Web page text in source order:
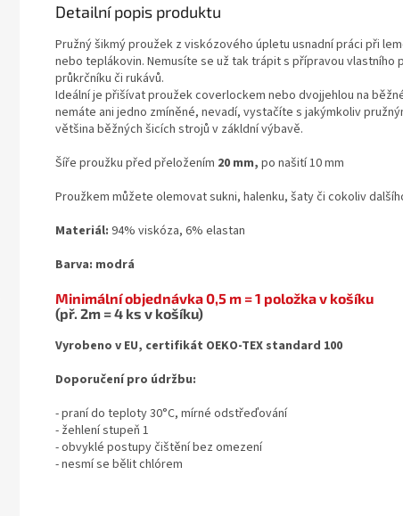
Detailní popis produktu
Pružný šikmý proužek z viskózového úpletu usnadní práci při
nebo teplákovin. Nemusíte se už tak trápit s přípravou vlastního
průkrčníku či rukávů.
Ideální je přišívat proužek coverlockem nebo dvojjehlou na
nemáte ani jedno zmíněné, nevadí, vystačíte s jakýmkoliv
většina běžných šicích strojů v zákldní výbavě.
Šíře proužku před přeložením 20 mm, po našití 10 mm
Proužkem můžete olemovat sukni, halenku, šaty či cokoliv
Materiál: 94% viskóza, 6% elastan
Barva: modrá
Minimální objednávka 0,5 m = 1 položka v košíku
(př. 2m = 4 ks v košíku)
Vyrobeno v EU, certifikát OEKO-TEX standard 100
Doporučení pro údržbu:
- praní do teploty 30°C, mírné odstřeďování
- žehlení stupeň 1
- obvyklé postupy čištění bez omezení
- nesmí se bělit chlórem